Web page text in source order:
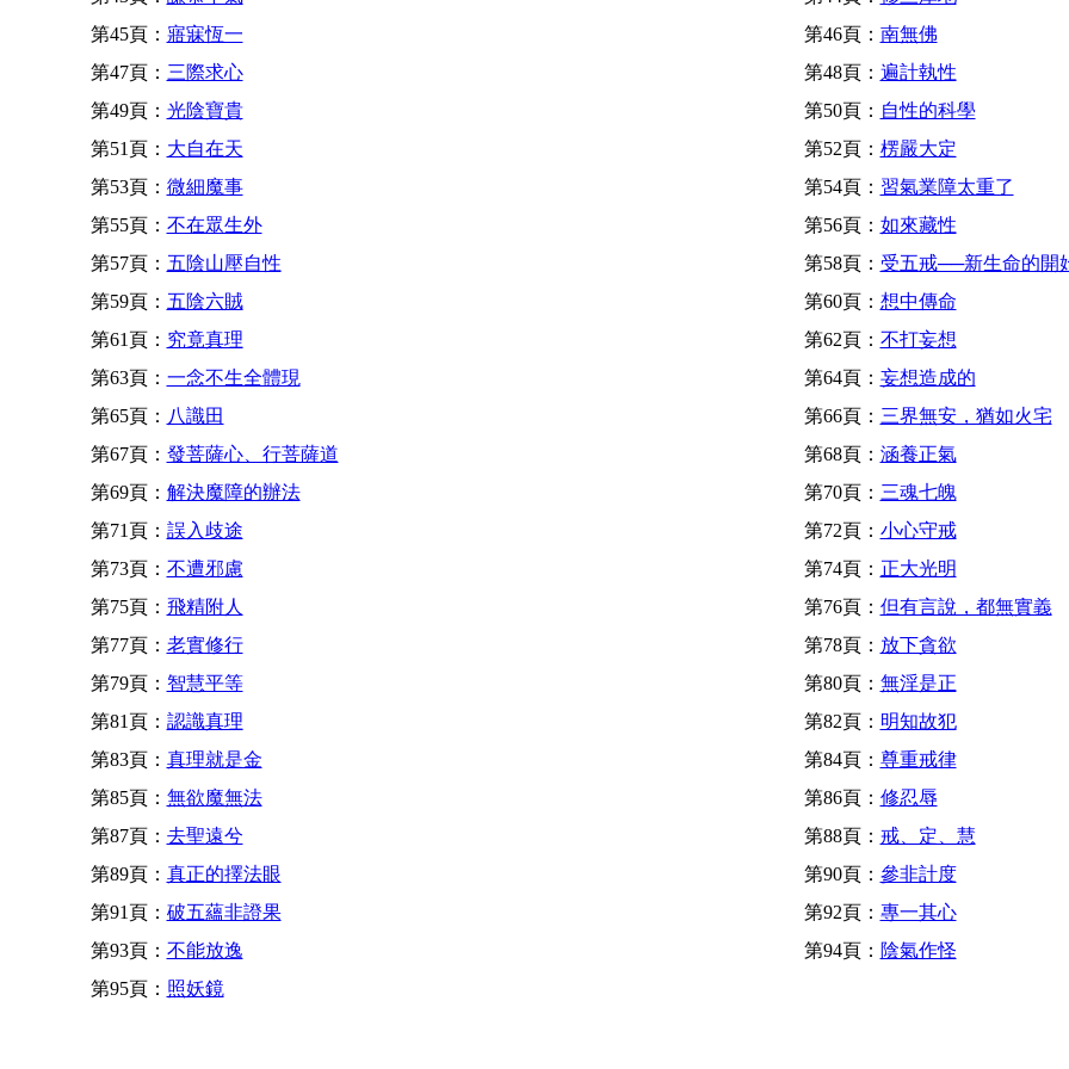
第45頁： 寤寐恆一 第46頁： 南無佛
第47頁： 三際求心 第48頁： 遍計執性
第49頁： 光陰寶貴 第50頁： 自性的科學
第51頁： 大自在天 第52頁： 楞嚴大定
第53頁： 微細魔事 第54頁： 習氣業障太重了
第55頁： 不在眾生外 第56頁： 如來藏性
第57頁： 五陰山壓自性 第58頁： 受五戒──新生命的開
第59頁： 五陰六賊 第60頁： 想中傳命
第61頁： 究竟真理 第62頁： 不打妄想
第63頁： 一念不生全體現 第64頁： 妄想造成的
第65頁： 八識田 第66頁： 三界無安，猶如火宅
第67頁： 發菩薩心、行菩薩道 第68頁： 涵養正氣
第69頁： 解決魔障的辦法 第70頁： 三魂七魄
第71頁： 誤入歧途 第72頁： 小心守戒
第73頁： 不遭邪慮 第74頁： 正大光明
第75頁： 飛精附人 第76頁： 但有言說，都無實義
第77頁： 老實修行 第78頁： 放下貪欲
第79頁： 智慧平等 第80頁： 無淫是正
第81頁： 認識真理 第82頁： 明知故犯
第83頁： 真理就是金 第84頁： 尊重戒律
第85頁： 無欲魔無法 第86頁： 修忍辱
第87頁： 去聖遠兮 第88頁： 戒、定、慧
第89頁： 真正的擇法眼 第90頁： 參非計度
第91頁： 破五蘊非證果 第92頁： 專一其心
第93頁： 不能放逸 第94頁： 陰氣作怪
第95頁： 照妖鏡